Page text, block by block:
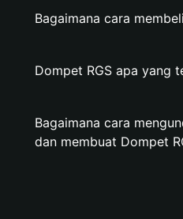
Bagaimana cara
Dompet RGS apa yang
Bagaimana cara
dan membuat Dompet